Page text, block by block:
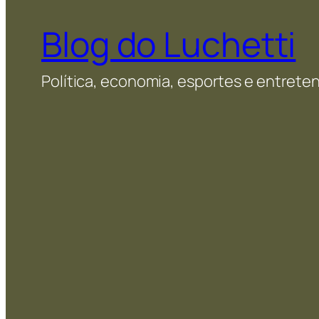
Blog do Luchetti
Política, economia, esportes e